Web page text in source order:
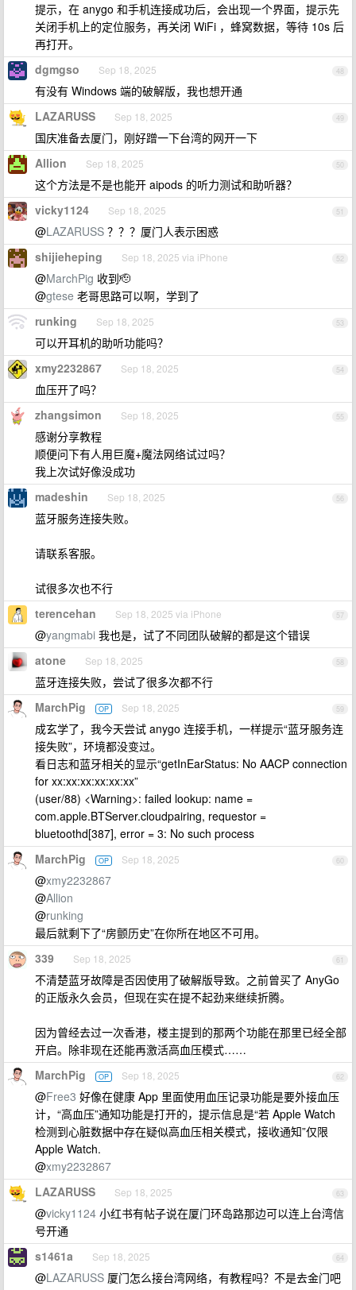
提示，在 anygo 和手机连接成功后，会出现一个界面，提示先
关闭手机上的定位服务，再关闭 WiFi ，蜂窝数据，等待 10s 后
再打开。
48
dgmgso Sep 18, 2025
有没有 Windows 端的破解版，我也想开通
49
LAZARUSS Sep 18, 2025
国庆准备去厦门，刚好蹭一下台湾的网开一下
50
Allion Sep 18, 2025
这个方法是不是也能开 aipods 的听力测试和助听器？
51
vicky1124 Sep 18, 2025
@LAZARUSS ？？？厦门人表示困惑
52
shijieheping Sep 18, 2025 via iPhone
@MarchPig 收到🫡
@gtese 老哥思路可以啊，学到了
53
runking Sep 18, 2025
可以开耳机的助听功能吗？
54
xmy2232867 Sep 18, 2025
血压开了吗？
55
zhangsimon Sep 18, 2025
感谢分享教程
顺便问下有人用巨魔+魔法网络试过吗？
我上次试好像没成功
56
madeshin Sep 18, 2025
蓝牙服务连接失败。
请联系客服。
试很多次也不行
57
terencehan Sep 18, 2025 via iPhone
@yangmabi 我也是，试了不同团队破解的都是这个错误
58
atone Sep 18, 2025
蓝牙连接失败，尝试了很多次都不行
59
MarchPig OP Sep 18, 2025
成玄学了，我今天尝试 anygo 连接手机，一样提示“蓝牙服务连
接失败”，环境都没变过。
看日志和蓝牙相关的显示“getInEarStatus: No AACP connection
for xx:xx:xx:xx:xx:xx”
(user/88) <Warning>: failed lookup: name =
com.apple.BTServer.cloudpairing, requestor =
bluetoothd[387], error = 3: No such process
60
MarchPig OP Sep 18, 2025
@xmy2232867
@Allion
@runking
最后就剩下了“房颤历史”在你所在地区不可用。
61
339 Sep 18, 2025
不清楚蓝牙故障是否因使用了破解版导致。之前曾买了 AnyGo
的正版永久会员，但现在实在提不起劲来继续折腾。
因为曾经去过一次香港，楼主提到的那两个功能在那里已经全部
开启。除非现在还能再激活高血压模式……
62
MarchPig OP Sep 18, 2025
@Free3 好像在健康 App 里面使用血压记录功能是要外接血压
计，“高血压”通知功能是打开的，提示信息是“若 Apple Watch
检测到心脏数据中存在疑似高血压相关模式，接收通知”仅限
Apple Watch.
@xmy2232867
63
LAZARUSS Sep 18, 2025
@vicky1124 小红书有帖子说在厦门环岛路那边可以连上台湾信
号开通
64
s1461a Sep 18, 2025
@LAZARUSS 厦门怎么接台湾网络，有教程吗？不是去金门吧